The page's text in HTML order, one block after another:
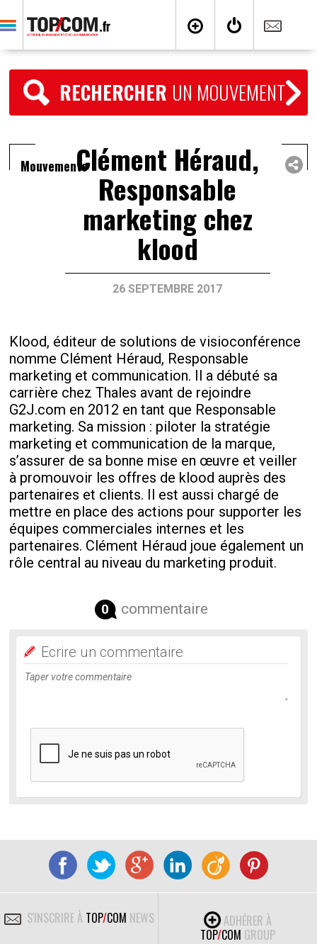
RECHERCHER UN MOUVEMENT
MouvementsClément Héraud,
Responsable
marketing chez
klood
26 SEPTEMBRE 2017
Klood, éditeur de solutions de visioconférence
nomme Clément Héraud, Responsable
marketing et communication. Il a débuté sa
carrière chez Thales avant de rejoindre
G2J.com en 2012 en tant que Responsable
marketing. Sa mission : piloter la stratégie
marketing et communication de la marque,
s’assurer de sa bonne mise en œuvre et veiller
à promouvoir les offres de klood auprès des
partenaires et clients. Il est aussi chargé de
mettre en place des actions pour supporter les
équipes commerciales internes et les
partenaires. Clément Héraud joue également un
rôle central au niveau du marketing produit.
0 commentaire
Ecrire un commentaire
S'INSCRIRE À TOP/COM NEWS
ADHÉRER À
TOP/COM GROUP